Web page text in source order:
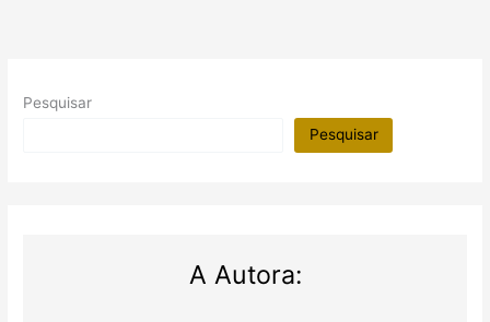
Pesquisar
Pesquisar
A Autora: